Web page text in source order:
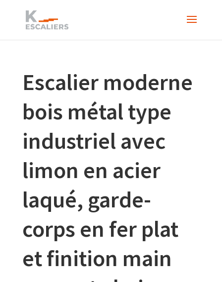
Escalier moderne
bois métal type
industriel avec
limon en acier
laqué, garde-
corps en fer plat
et finition main